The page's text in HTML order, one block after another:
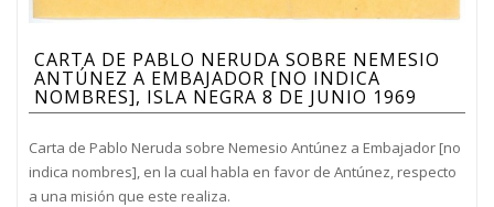
CARTA DE PABLO NERUDA SOBRE NEMESIO
ANTÚNEZ A EMBAJADOR [NO INDICA
NOMBRES], ISLA NEGRA 8 DE JUNIO 1969
Carta de Pablo Neruda sobre Nemesio Antúnez a Embajador [no
indica nombres], en la cual habla en favor de Antúnez, respecto
a una misión que este realiza.